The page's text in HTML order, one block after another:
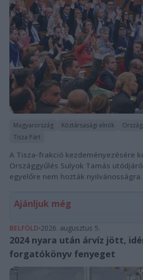
Magyarország Köztársasági elnök
Tisza Párt
A Tisza-frakció kezdeményezésére
Országgyűlés Sulyok Tamás
egyelőre nem hozták nyilvánosságra.
Ajánljuk még
BELFÖLD 2026. augusztus 5.
2024 nyara után árvíz jött,
forgatókönyv fenyeget